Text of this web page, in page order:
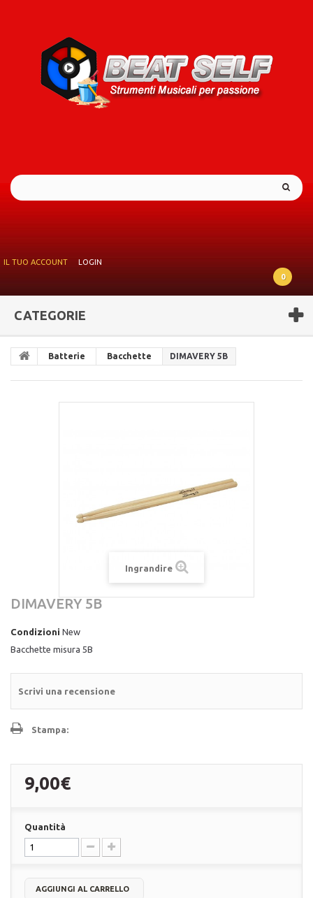
IL TUO ACCOUNT
LOGIN
0
CATEGORIE
Batterie Bacchette DIMAVERY 5B
Ingrandire
DIMAVERY 5B
Condizioni New
Bacchette misura 5B
Scrivi una recensione
Stampa:
9,00€
Quantità
AGGIUNGI AL CARRELLO